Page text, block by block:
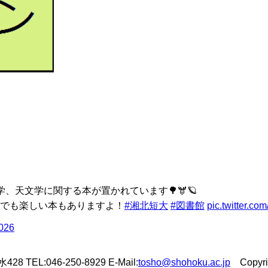
天文学に関する本が置かれています🌳🫎🪐
も楽しい本もありますよ！ #湘北短大 #図書館
428 TEL:046-250-8929 E-Mail:tosho@shohoku.ac.jp